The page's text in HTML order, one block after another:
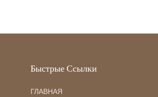
Быстрые Ссылки
ГЛАВНАЯ